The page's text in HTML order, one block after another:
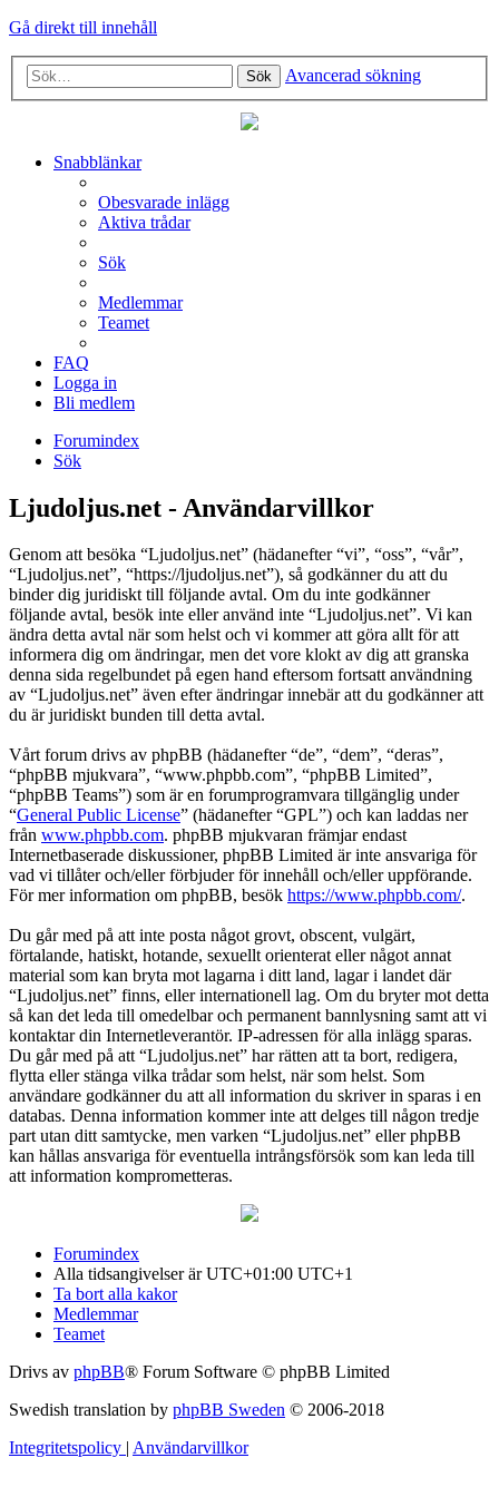
Gå direkt till innehåll
Sök Avancerad sökning
Snabblänkar
Obesvarade inlägg
Aktiva trådar
Sök
Medlemmar
Teamet
FAQ
Logga in
Bli medlem
Forumindex
Sök
Ljudoljus.net - Användarvillkor
Genom att besöka “Ljudoljus.net” (hädanefter “vi”, “oss”, “vår”,
“Ljudoljus.net”, “https://ljudoljus.net”), så godkänner du att du
binder dig juridiskt till följande avtal. Om du inte godkänner
följande avtal, besök inte eller använd inte “Ljudoljus.net”. Vi kan
ändra detta avtal när som helst och vi kommer att göra allt för att
informera dig om ändringar, men det vore klokt av dig att granska
denna sida regelbundet på egen hand eftersom fortsatt användning
av “Ljudoljus.net” även efter ändringar innebär att du godkänner att
du är juridiskt bunden till detta avtal.
Vårt forum drivs av phpBB (hädanefter “de”, “dem”, “deras”,
“phpBB mjukvara”, “www.phpbb.com”, “phpBB Limited”,
“phpBB Teams”) som är en forumprogramvara tillgänglig under
“General Public License” (hädanefter “GPL”) och kan laddas ner
från www.phpbb.com. phpBB mjukvaran främjar endast
Internetbaserade diskussioner, phpBB Limited är inte ansvariga för
vad vi tillåter och/eller förbjuder för innehåll och/eller uppförande.
För mer information om phpBB, besök https://www.phpbb.com/.
Du går med på att inte posta något grovt, obscent, vulgärt,
förtalande, hatiskt, hotande, sexuellt orienterat eller något annat
material som kan bryta mot lagarna i ditt land, lagar i landet där
“Ljudoljus.net” finns, eller internationell lag. Om du bryter mot detta
så kan det leda till omedelbar och permanent bannlysning samt att vi
kontaktar din Internetleverantör. IP-adressen för alla inlägg sparas.
Du går med på att “Ljudoljus.net” har rätten att ta bort, redigera,
flytta eller stänga vilka trådar som helst, när som helst. Som
användare godkänner du att all information du skriver in sparas i en
databas. Denna information kommer inte att delges till någon tredje
part utan ditt samtycke, men varken “Ljudoljus.net” eller phpBB
kan hållas ansvariga för eventuella intrångsförsök som kan leda till
att information komprometteras.
Forumindex
Alla tidsangivelser är UTC+01:00 UTC+1
Ta bort alla kakor
Medlemmar
Teamet
Drivs av phpBB® Forum Software © phpBB Limited
Swedish translation by phpBB Sweden © 2006-2018
Integritetspolicy | Användarvillkor